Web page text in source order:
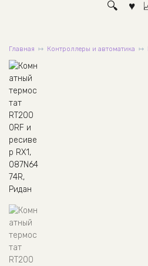
Главная Контроллеры и автоматика